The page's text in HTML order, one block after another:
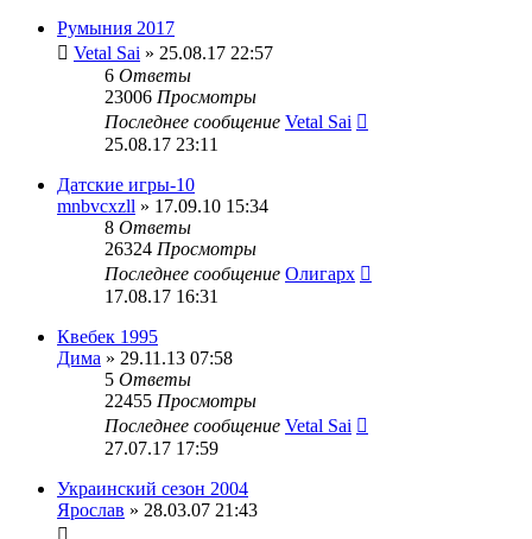
Румыния 2017
Vetal Sai » 25.08.17 22:57
6 Ответы
23006 Просмотры
Последнее сообщение Vetal Sai
25.08.17 23:11
Датские игры-10
mnbvcxzll » 17.09.10 15:34
8 Ответы
26324 Просмотры
Последнее сообщение Олигарх
17.08.17 16:31
Квебек 1995
Дима » 29.11.13 07:58
5 Ответы
22455 Просмотры
Последнее сообщение Vetal Sai
27.07.17 17:59
Украинский сезон 2004
Ярослав » 28.03.07 21:43